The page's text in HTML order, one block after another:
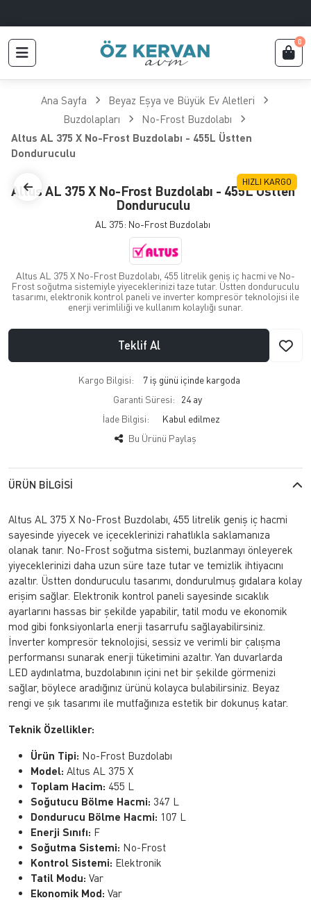
0
Ana Sayfa
Beyaz Eşya ve Büyük Ev Aletleri
Buzdolapları
No-Frost Buzdolabı
Altus AL 375 X No-Frost Buzdolabı - 455L Üstten
Donduruculu
HIZLI KARGO
Altus AL 375 X No-Frost Buzdolabı - 455L Üstten
Donduruculu
AL 375: No-Frost Buzdolabı
Altus AL 375 X No-Frost Buzdolabı, 455 litrelik geniş iç hacmi ve No-
Frost soğutma sistemiyle yiyeceklerinizi taze tutar. Üstten donduruculu
tasarımı, elektronik kontrol paneli ve inverter kompresör teknolojisi ile
enerji verimliliği ve kullanım kolaylığı sunar.
Teklif Al
Kargo Bilgisi:
7 iş günü içinde kargoda
Garanti Süresi:
24 ay
İade Bilgisi:
Bu Ürünü Paylaş
ÜRÜN BILGISI
Altus AL 375 X No-Frost Buzdolabı, 455 litrelik geniş iç hacmi
sayesinde yiyecek ve içeceklerinizi rahatlıkla saklamanıza
olanak tanır. No-Frost soğutma sistemi, buzlanmayı önleyerek
yiyeceklerinizi daha uzun süre taze tutar ve temizlik ihtiyacını
azaltır. Üstten donduruculu tasarımı, dondurulmuş gıdalara kolay
erişim sağlar. Elektronik kontrol paneli sayesinde sıcaklık
ayarlarını hassas bir şekilde yapabilir, tatil modu ve ekonomik
mod gibi fonksiyonlarla enerji tasarrufu sağlayabilirsiniz.
İnverter kompresör teknolojisi, sessiz ve verimli bir çalışma
performansı sunarak enerji tüketimini azaltır. Yan duvarlarda
LED aydınlatma, buzdolabının içini net bir şekilde görmenizi
sağlar, böylece aradığınız ürünü kolayca bulabilirsiniz. Beyaz
rengi ve şık tasarımı ile mutfağınıza estetik bir dokunuş katar.
Teknik Özellikler:
Ürün Tipi: No-Frost Buzdolabı
Model: Altus AL 375 X
Toplam Hacim: 455 L
Soğutucu Bölme Hacmi: 347 L
Dondurucu Bölme Hacmi: 107 L
Enerji Sınıfı: F
Soğutma Sistemi: No-Frost
Kontrol Sistemi: Elektronik
Tatil Modu: Var
Ekonomik Mod: Var